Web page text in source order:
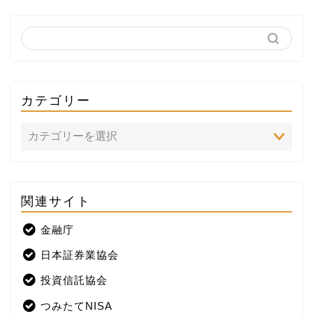
カテゴリー
関連サイト
金融庁
日本証券業協会
投資信託協会
つみたてNISA